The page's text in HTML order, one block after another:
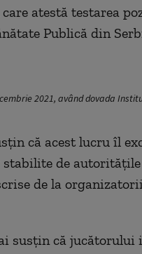
atestă testarea
Publică din
2021, având dovada
că acest lucru îl
de autoritățile
de la
susțin că jucătorului